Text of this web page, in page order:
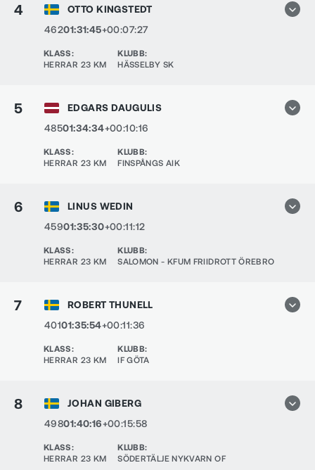
4
OTTO KINGSTEDT
46201:31:45+00:07:27
KLASS:
HERRAR 23 KM
KLUBB:
HÄSSELBY SK
5
EDGARS DAUGULIS
48501:34:34+00:10:16
KLASS:
HERRAR 23 KM
KLUBB:
FINSPÅNGS AIK
6
LINUS WEDIN
45901:35:30+00:11:12
KLASS:
HERRAR 23 KM
KLUBB:
SALOMON - KFUM FRIIDROTT ÖREBRO
7
ROBERT THUNELL
40101:35:54+00:11:36
KLASS:
HERRAR 23 KM
KLUBB:
IF GÖTA
8
JOHAN GIBERG
49801:40:16+00:15:58
KLASS:
HERRAR 23 KM
KLUBB:
SÖDERTÄLJE NYKVARN OF